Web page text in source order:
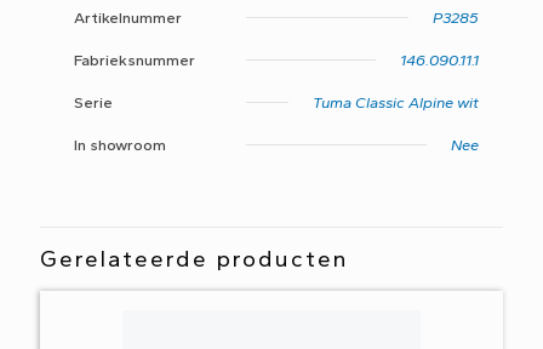
Artikelnummer P3285
Fabrieksnummer 146.090.11.1
Serie Tuma Classic Alpine wit
In showroom Nee
Gerelateerde producten